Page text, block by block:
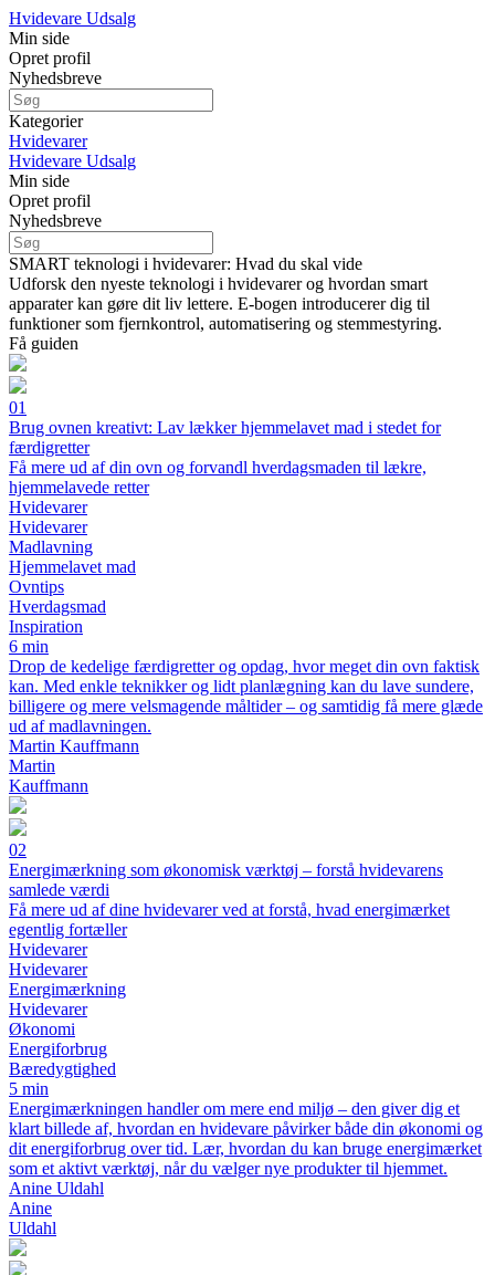
Hvidevare Udsalg
Min side
Opret profil
Nyhedsbreve
Kategorier
Hvidevarer
Hvidevare Udsalg
Min side
Opret profil
Nyhedsbreve
SMART teknologi i hvidevarer: Hvad du skal vide
Udforsk den nyeste teknologi i hvidevarer og hvordan smart
apparater kan gøre dit liv lettere. E-bogen introducerer dig til
funktioner som fjernkontrol, automatisering og stemmestyring.
Få guiden
01
Brug ovnen kreativt: Lav lækker hjemmelavet mad i stedet for
færdigretter
Få mere ud af din ovn og forvandl hverdagsmaden til lækre,
hjemmelavede retter
Hvidevarer
Hvidevarer
Madlavning
Hjemmelavet mad
Ovntips
Hverdagsmad
Inspiration
6 min
Drop de kedelige færdigretter og opdag, hvor meget din ovn faktisk
kan. Med enkle teknikker og lidt planlægning kan du lave sundere,
billigere og mere velsmagende måltider – og samtidig få mere glæde
ud af madlavningen.
Martin Kauffmann
Martin
Kauffmann
02
Energimærkning som økonomisk værktøj – forstå hvidevarens
samlede værdi
Få mere ud af dine hvidevarer ved at forstå, hvad energimærket
egentlig fortæller
Hvidevarer
Hvidevarer
Energimærkning
Hvidevarer
Økonomi
Energiforbrug
Bæredygtighed
5 min
Energimærkningen handler om mere end miljø – den giver dig et
klart billede af, hvordan en hvidevare påvirker både din økonomi og
dit energiforbrug over tid. Lær, hvordan du kan bruge energimærket
som et aktivt værktøj, når du vælger nye produkter til hjemmet.
Anine Uldahl
Anine
Uldahl